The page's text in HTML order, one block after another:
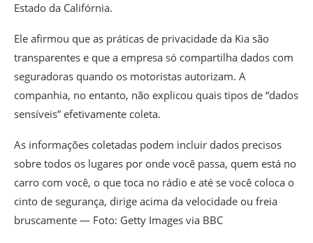
Estado da Califórnia.
Ele afirmou que as práticas de privacidade da Kia são
transparentes e que a empresa só compartilha dados com
seguradoras quando os motoristas autorizam. A
companhia, no entanto, não explicou quais tipos de “dados
sensíveis” efetivamente coleta.
As informações coletadas podem incluir dados precisos
sobre todos os lugares por onde você passa, quem está no
carro com você, o que toca no rádio e até se você coloca o
cinto de segurança, dirige acima da velocidade ou freia
bruscamente — Foto: Getty Images via BBC